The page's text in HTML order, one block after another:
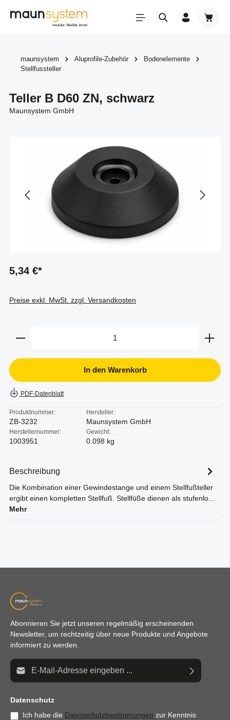
Zum Hauptinhalt springen
maunsystem Aluprofile-Zubehör
Bodenelemente
Stellfussteller
Teller B D60 ZN, schwarz
Maunsystem GmbH
5,34 €*
Preise exkl. MwSt. zzgl. Versandkosten
Produkt Anzahl: Gib den gewünschten Wert ein
In den Warenkorb
PDF-Datenblatt
Produktnummer:
ZB-3232
Hersteller:
Maunsystem GmbH
Herstellernummer:
1003951
Gewicht:
0.098 kg
Beschreibung
Die Kombination einer Gewindestange und einem Stellfußteller
ergibt einen kompletten Stellfuß. Stellfüße dienen als stufenlo…
Mehr
Abonnieren Sie jetzt unseren regelmäßig erscheinenden
Newsletter, um rechtzeitig über neue Produkte und Angebote
informiert zu werden.
E-Mail-Adresse*
Datenschutz
Ich habe die Datenschutzbestimmungen zur Kenntnis